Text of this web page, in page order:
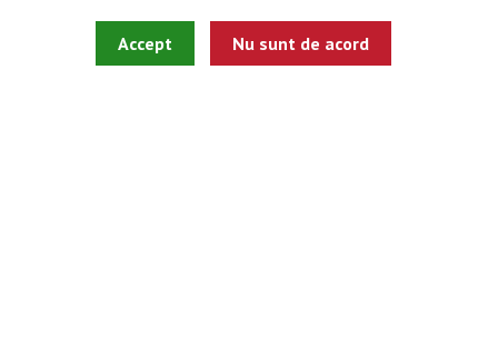
Accept Nu sunt de acord
Fox Birotica © 2026
Site realizat de